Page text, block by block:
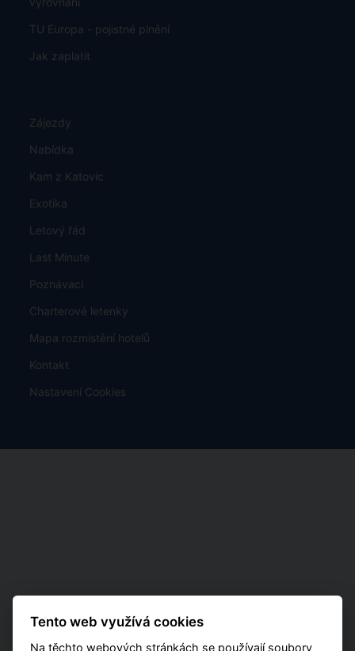
TU Europa - pojistné plnění
Jak zaplatit
Zájezdy
Nabídka
Kam z Katovic
Exotika
Letový řád
Last Minute
Poznávací
Charterové letenky
Mapa rozmístění hotelů
Kontakt
Nastavení Cookies
Tento web využívá cookies
Na těchto webových stránkách se používají soubory